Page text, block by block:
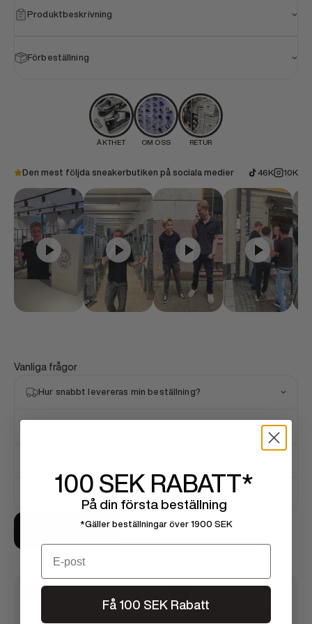
Produktbeskrivning
Förbeställning
ÄKTHET OM OSS RETUR
Den mest följda sneakerbutiken på sociala medier 46K 10K
48 timmars leverans
Alla produkter i lager
Över 100 000 nöjda kunder
Vanliga frågor
Hur snabbt levereras min beställning?
Hur väljer jag rätt storlek?
Kontakta oss
100 SEK RABATT*
På din första beställning
*Gäller beställningar över 1900 SEK
Email
Få 100 SEK Rabatt